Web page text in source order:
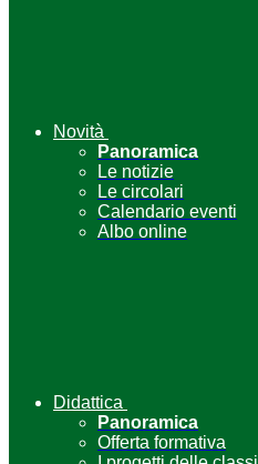
Novità
Panoramica
Le notizie
Le circolari
Calendario eventi
Albo online
Didattica
Panoramica
Offerta formativa